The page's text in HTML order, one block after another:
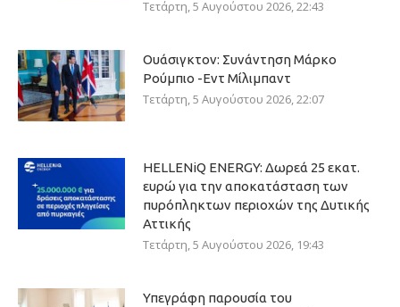
Τετάρτη, 5 Αυγούστου 2026, 22:43
Ουάσιγκτον: Συνάντηση Μάρκο
Ρούμπιο -Εντ Μίλιμπαντ
Τετάρτη, 5 Αυγούστου 2026, 22:07
HELLENiQ ENERGY: Δωρεά 25 εκατ.
ευρώ για την αποκατάσταση των
πυρόπληκτων περιοχών της Δυτικής
Αττικής
Τετάρτη, 5 Αυγούστου 2026, 19:43
Υπεγράφη παρουσία του